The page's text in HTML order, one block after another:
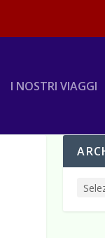
I NOSTRI VIAGGI